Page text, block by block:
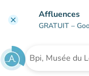
clear Affluences
GRATUIT –
Rechercher un